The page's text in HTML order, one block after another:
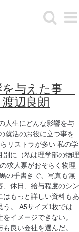
を与えた事
辺良朗
人生にどんな影響を与
就活のお役に立つ事を
リストラが多い 私の学
別に（私は理学部の物理
求人票がおそらく物理
の手書きで、写真も無
、休日、給与程度のシン
もっと詳しい資料もあ
う。 A5サイズ1枚では
をイメージできない。
良い会社を選んだ。